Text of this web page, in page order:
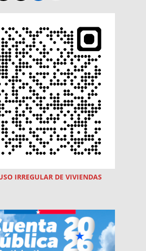
IRREGULAR DE VIVIENDAS